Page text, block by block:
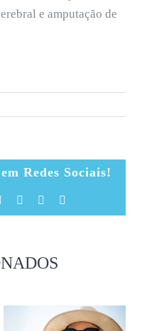
e amputação de
Redes Sociais!
TumblrPinterest